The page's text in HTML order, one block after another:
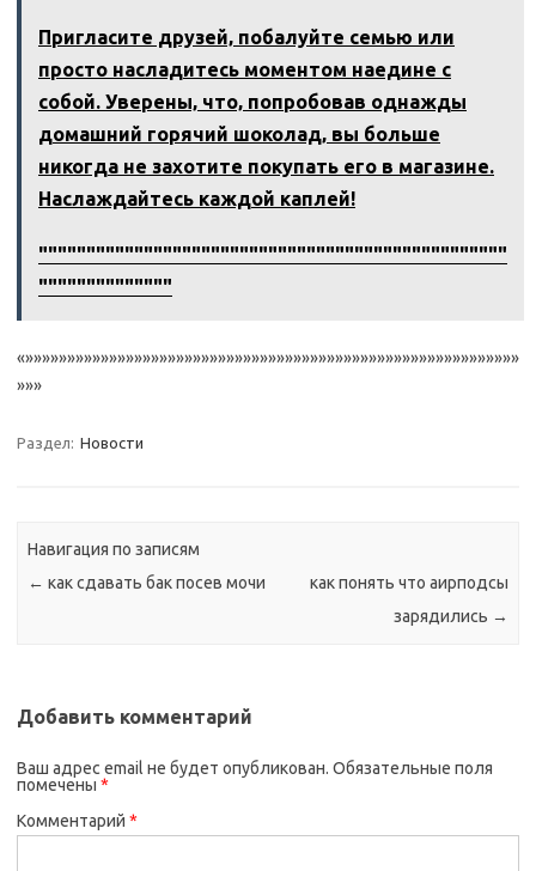
Пригласите друзей‚ побалуйте семью или
просто насладитесь моментом наедине с
собой. Уверены‚ что‚ попробовав однажды
домашний горячий шоколад‚ вы больше
никогда не захотите покупать его в магазине.
Наслаждайтесь каждой каплей!
"""""""""""""""""""""""""""""""""""""""""""""""""
""""""""""""""
«»»»»»»»»»»»»»»»»»»»»»»»»»»»»»»»»»»»»»»»»»»»»»»»»»»»»»»»»»»»
»»»
Раздел: Новости
Навигация по записям
← как сдавать бак посев мочи
как понять что аирподсы
зарядились →
Добавить комментарий
Ваш адрес email не будет опубликован. Обязательные поля
помечены *
Комментарий *